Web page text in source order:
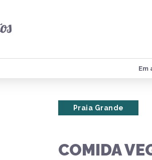
Em
Praia Grande
COMIDA